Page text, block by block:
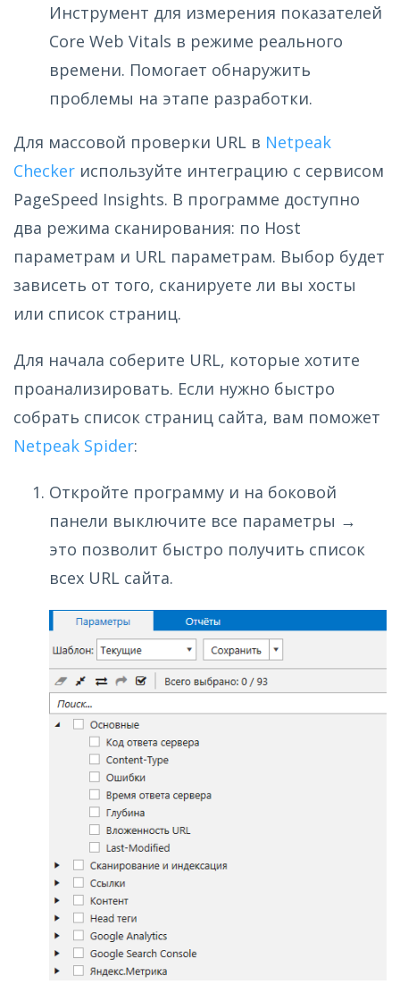
Инструмент для измерения показателей
Core Web Vitals в режиме реального
времени. Помогает обнаружить
проблемы на этапе разработки.
Для массовой проверки URL в Netpeak
Checker используйте интеграцию с сервисом
PageSpeed Insights. В программе доступно
два режима сканирования: по Host
параметрам и URL параметрам. Выбор будет
зависеть от того, сканируете ли вы хосты
или список страниц.
Для начала соберите URL, которые хотите
проанализировать. Если нужно быстро
собрать список страниц сайта, вам поможет
Netpeak Spider:
Откройте программу и на боковой
панели выключите все параметры →
это позволит быстро получить список
всех URL сайта.